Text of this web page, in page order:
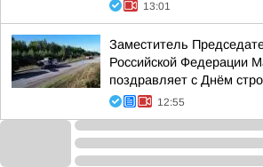
13:01
Заместитель
Российской Федерации
поздравляет с Днём
12:55